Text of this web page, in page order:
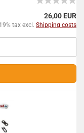
26,00 EUR
tax excl. Shipping costs